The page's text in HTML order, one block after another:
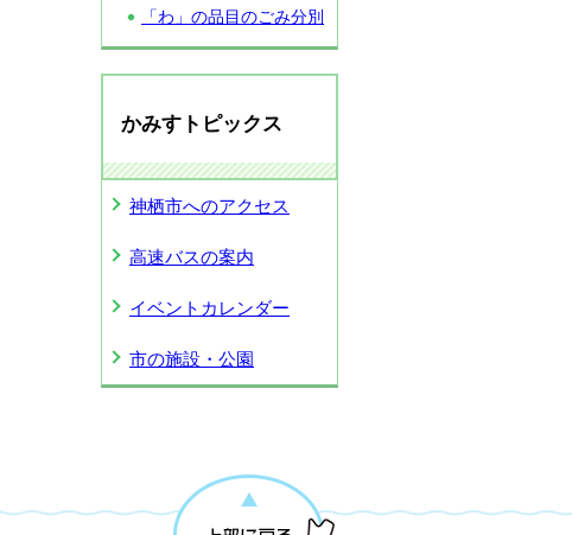
「わ」の品目のごみ分別
かみすトピックス
神栖市へのアクセス
高速バスの案内
イベントカレンダー
市の施設・公園